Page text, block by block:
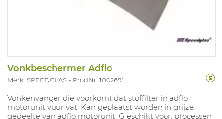
Vonkbeschermer Adflo
Merk: SPEEDGLAS ProdNr. 1002691
Vonkenvanger die voorkomt dat stoffilter in adflo
motorunit vuur vat. Kan geplaatst worden in grijze
gedeelte van adflo motorunit. G eschikt voor: processen